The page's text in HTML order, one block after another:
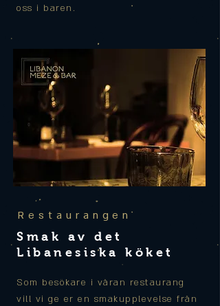
oss i baren.
Restaurangen
Smak av det
Libanesiska köket
Som besökare i våran restaurang
vill vi ge er en smakupplevelse från